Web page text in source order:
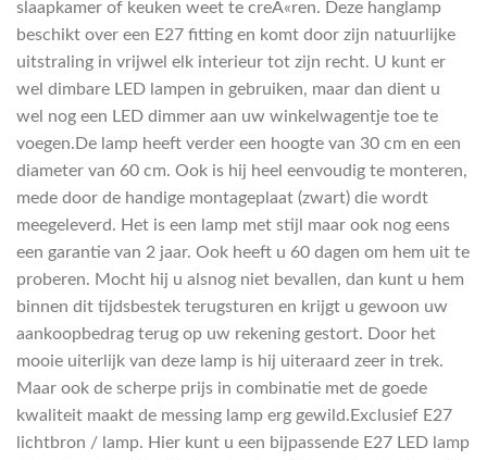
slaapkamer of keuken weet te creÃ«ren. Deze hanglamp
beschikt over een E27 fitting en komt door zijn natuurlijke
uitstraling in vrijwel elk interieur tot zijn recht. U kunt er
wel dimbare LED lampen in gebruiken, maar dan dient u
wel nog een LED dimmer aan uw winkelwagentje toe te
voegen.De lamp heeft verder een hoogte van 30 cm en een
diameter van 60 cm. Ook is hij heel eenvoudig te monteren,
mede door de handige montageplaat (zwart) die wordt
meegeleverd. Het is een lamp met stijl maar ook nog eens
een garantie van 2 jaar. Ook heeft u 60 dagen om hem uit te
proberen. Mocht hij u alsnog niet bevallen, dan kunt u hem
binnen dit tijdsbestek terugsturen en krijgt u gewoon uw
aankoopbedrag terug op uw rekening gestort. Door het
mooie uiterlijk van deze lamp is hij uiteraard zeer in trek.
Maar ook de scherpe prijs in combinatie met de goede
kwaliteit maakt de messing lamp erg gewild.Exclusief E27
lichtbron / lamp. Hier kunt u een bijpassende E27 LED lamp